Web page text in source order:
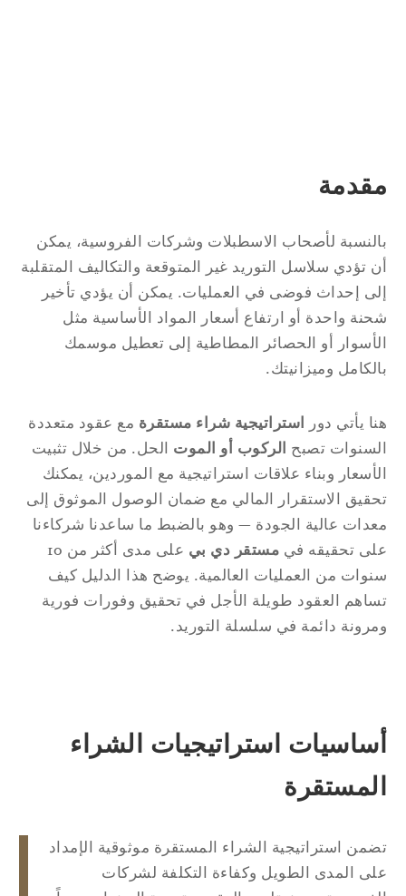
لأصحاب الاسطبلات وشركات الفروسية، يمكن
تؤدي سلاسل التوريد غير المتوقعة والتكاليف المتقلبة
إحداث فوضى في العمليات. يمكن أن يؤدي تأخير
واحدة أو ارتفاع أسعار المواد الأساسية مثل
أو الحصائر المطاطية إلى تعطيل موسمك
وميزانيتك.
يأتي دور استراتيجية شراء مستقرةمع عقود متعددة
تصبحالركوب أو الموتالحل. من خلال تثبيت
وبناء علاقات استراتيجية مع الموردين، يمكنك
الاستقرار المالي مع ضمان الوصول الموثوق إلى
عالية الجودة — وهو بالضبط ما ساعدنا شركاءنا
تحقيقه في مستقر دي بي
على مدى أكثر من 10
من العمليات العالمية. يوضح هذا الدليل كيف
العقود طويلة الأجل في تحقيق وفورات فورية
دائمة في سلسلة التوريد.
استراتيجيات الشراء
استراتيجية الشراء المستقرة موثوقية الإمداد
المدى الطويل وكفاءة التكلفة لشركات